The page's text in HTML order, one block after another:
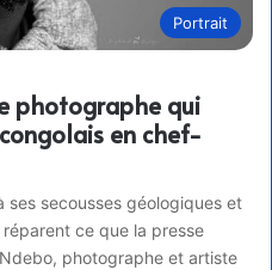
Portrait
photographe qui
en chef-
ses secousses géologiques et
ce que la presse
photographe et artiste